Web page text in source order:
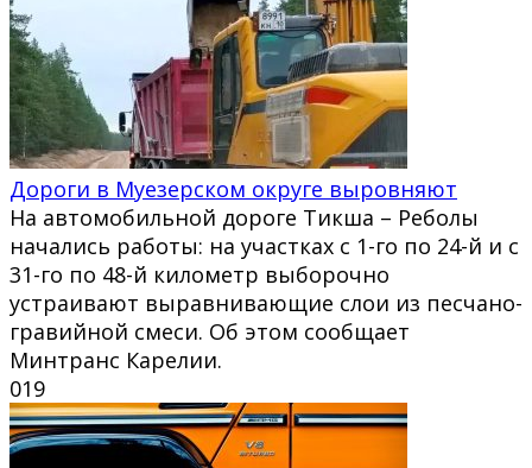
Дороги в Муезерском округе выровняют
На автомобильной дороге Тикша – Реболы
начались работы: на участках с 1-го по 24-й и с
31-го по 48-й километр выборочно
устраивают выравнивающие слои из песчано-
гравийной смеси. Об этом сообщает
Минтранс Карелии.
019